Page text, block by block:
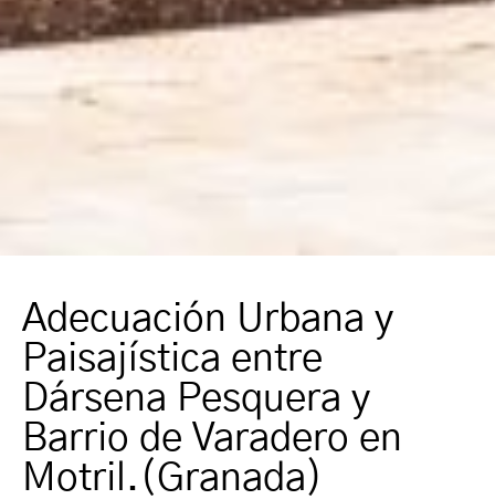
Adecuación Urbana y
Paisajística entre
Dársena Pesquera y
Barrio de Varadero en
Motril.(Granada)